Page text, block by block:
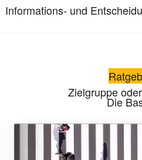
Informations- und
Zielgruppe
Die